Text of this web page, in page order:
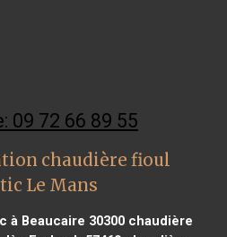
09 72 66 89 55
chaudière fioul
Le Mans
à Beaucaire 30300chaudière